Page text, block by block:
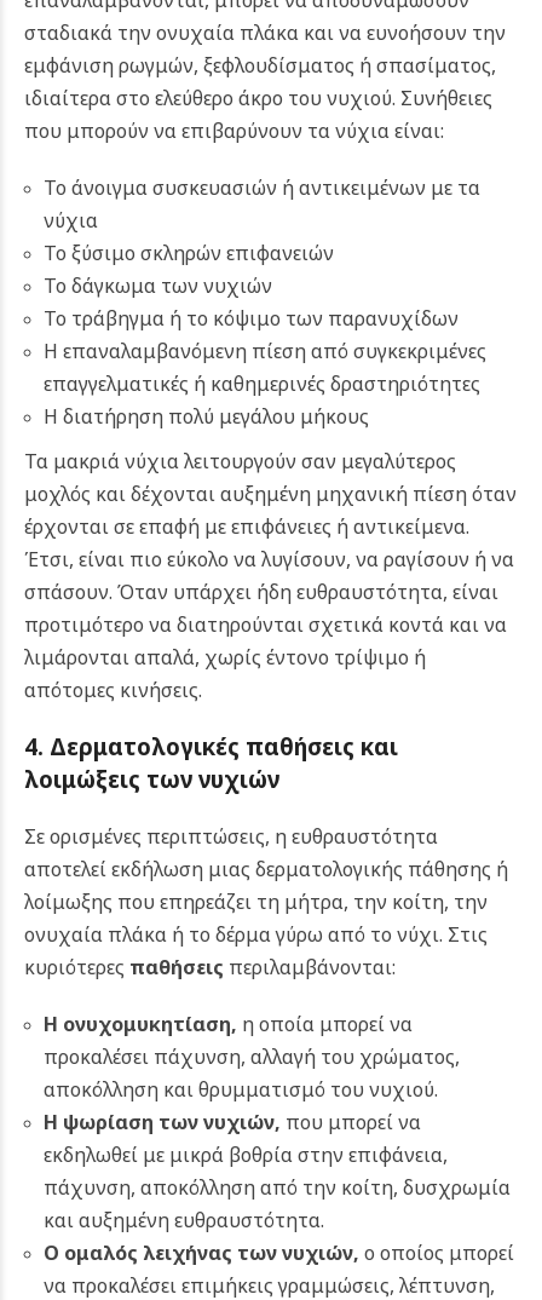
σταδιακά την ονυχαία πλάκα και να ευνοήσουν την
εμφάνιση ρωγμών, ξεφλουδίσματος ή σπασίματος,
ιδιαίτερα στο ελεύθερο άκρο του νυχιού. Συνήθειες
που μπορούν να επιβαρύνουν τα νύχια είναι:
Το άνοιγμα συσκευασιών ή αντικειμένων με τα
νύχια
Το ξύσιμο σκληρών επιφανειών
Το δάγκωμα των νυχιών
Το τράβηγμα ή το κόψιμο των παρανυχίδων
Η επαναλαμβανόμενη πίεση από συγκεκριμένες
επαγγελματικές ή καθημερινές δραστηριότητες
Η διατήρηση πολύ μεγάλου μήκους
Τα μακριά νύχια λειτουργούν σαν μεγαλύτερος
μοχλός και δέχονται αυξημένη μηχανική πίεση όταν
έρχονται σε επαφή με επιφάνειες ή αντικείμενα.
Έτσι, είναι πιο εύκολο να λυγίσουν, να ραγίσουν ή να
σπάσουν. Όταν υπάρχει ήδη ευθραυστότητα, είναι
προτιμότερο να διατηρούνται σχετικά κοντά και να
λιμάρονται απαλά, χωρίς έντονο τρίψιμο ή
απότομες κινήσεις.
4. Δερματολογικές παθήσεις και
λοιμώξεις των νυχιών
Σε ορισμένες περιπτώσεις, η ευθραυστότητα
αποτελεί εκδήλωση μιας δερματολογικής πάθησης ή
λοίμωξης που επηρεάζει τη μήτρα, την κοίτη, την
ονυχαία πλάκα ή το δέρμα γύρω από το νύχι. Στις
κυριότερες παθήσεις περιλαμβάνονται:
Η ονυχομυκητίαση, η οποία μπορεί να
προκαλέσει πάχυνση, αλλαγή του χρώματος,
αποκόλληση και θρυμματισμό του νυχιού.
Η ψωρίαση των νυχιών, που μπορεί να
εκδηλωθεί με μικρά βοθρία στην επιφάνεια,
πάχυνση, αποκόλληση από την κοίτη, δυσχρωμία
και αυξημένη ευθραυστότητα.
Ο ομαλός λειχήνας των νυχιών, ο οποίος μπορεί
να προκαλέσει επιμήκεις γραμμώσεις, λέπτυνση,